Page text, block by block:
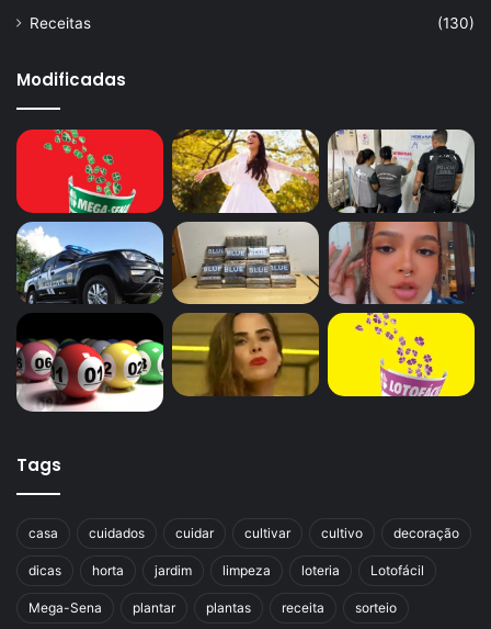
Receitas
(130)
Modificadas
Tags
casa cuidados cuidar cultivar cultivo decoração
dicas horta jardim limpeza loteria Lotofácil
Mega-Sena plantar plantas receita sorteio